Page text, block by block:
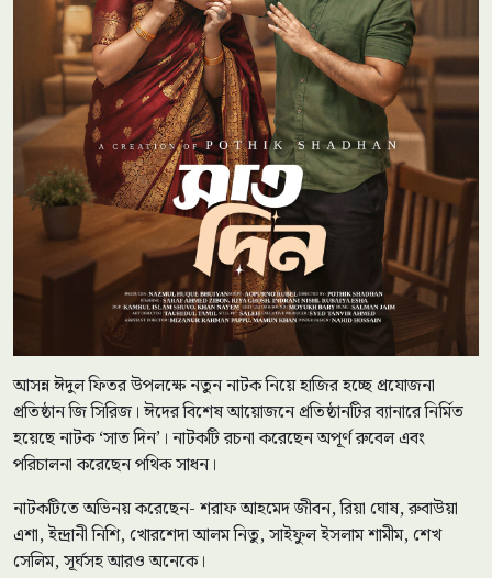
আসন্ন ঈদুল ফিতর উপলক্ষে নতুন নাটক নিয়ে হাজির হচ্ছে প্রযোজনা
প্রতিষ্ঠান জি সিরিজ। ঈদের বিশেষ আয়োজনে প্রতিষ্ঠানটির ব্যানারে নির্মিত
হয়েছে নাটক ‘সাত দিন’। নাটকটি রচনা করেছেন অপূর্ণ রুবেল এবং
পরিচালনা করেছেন পথিক সাধন।
নাটকটিতে অভিনয় করেছেন- শরাফ আহমেদ জীবন, রিয়া ঘোষ, রুবাউয়া
এশা, ইন্দ্রানী নিশি, খোরশেদা আলম নিতু, সাইফুল ইসলাম শামীম, শেখ
সেলিম, সূর্ঘসহ আরও অনেকে।